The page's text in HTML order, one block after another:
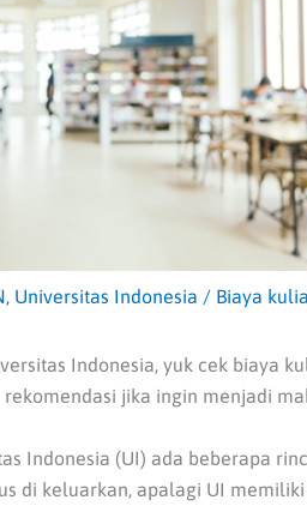
, Universitas Indonesia / Biaya
Indonesia, yuk cek biaya
jika ingin menjadi
Indonesia (UI) ada beberapa
di keluarkan, apalagi UI